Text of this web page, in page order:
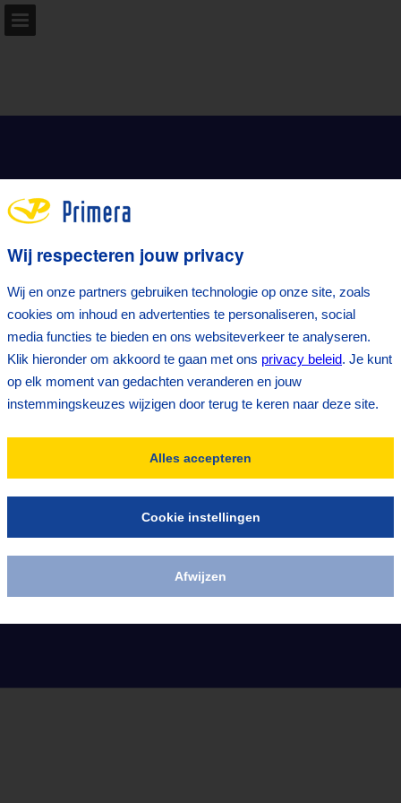
Download PDF
Wij respecteren jouw privacy
Wij en onze partners gebruiken technologie op onze site, zoals
cookies om inhoud en advertenties te personaliseren, social
media functies te bieden en ons websiteverkeer te analyseren.
Klik hieronder om akkoord te gaan met ons privacy beleid. Je kunt
op elk moment van gedachten veranderen en jouw
instemmingskeuzes wijzigen door terug te keren naar deze site.
Alles accepteren
Cookie instellingen
Afwijzen